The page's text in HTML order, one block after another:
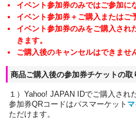
イベント参加券のみではご参加に
イベント参加券＋ご購入またはご
イベント参加券のみをご購入され
きます。
ご購入後のキャンセルはできませ
商品ご購入後の参加券チケットの取
１）Yahoo! JAPAN IDでご購入され
参加券QRコードはパスマーケット
ただけます。